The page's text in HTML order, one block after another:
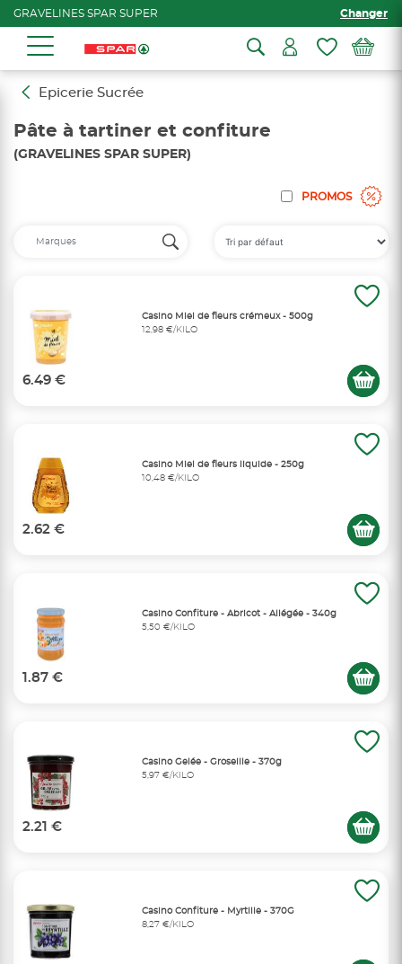
GRAVELINES SPAR SUPER Changer
Epicerie Sucrée
Pâte à tartiner et confiture
(GRAVELINES SPAR SUPER)
PROMOS
Casino Miel de fleurs crémeux - 500g
12,98 €/KILO
6.49 €
Casino Miel de fleurs liquide - 250g
10,48 €/KILO
2.62 €
Casino Confiture - Abricot - Allégée - 340g
5,50 €/KILO
1.87 €
Casino Gelée - Groseille - 370g
5,97 €/KILO
2.21 €
Casino Confiture - Myrtille - 370G
8,27 €/KILO